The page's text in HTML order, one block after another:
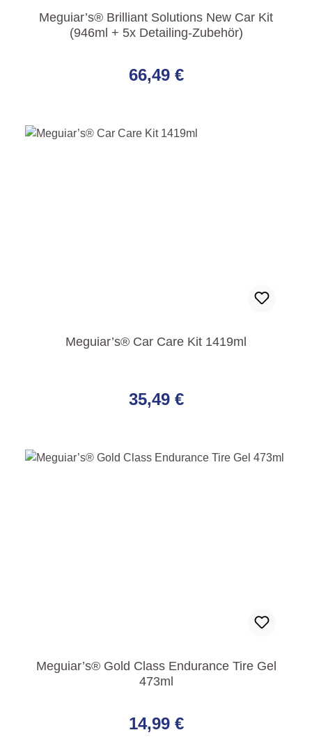
Meguiar’s® Brilliant Solutions New Car Kit
(946ml + 5x Detailing-Zubehör)
66,49 €
Meguiar’s® Car Care Kit 1419ml
35,49 €
Meguiar’s® Gold Class Endurance Tire Gel
473ml
14,99 €